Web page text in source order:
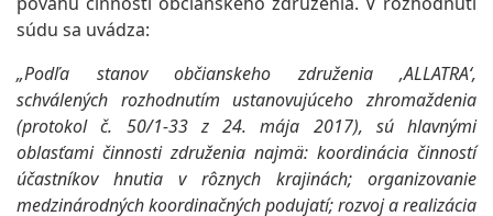
súdu sa uvádza:
„Podľa stanov občianskeho združenia ‚ALLATRA‘,
schválených rozhodnutím ustanovujúceho zhromaždenia
(protokol č. 50/1-33 z 24. mája 2017), sú hlavnými
oblasťami činnosti združenia najmä: koordinácia činností
účastníkov hnutia v rôznych krajinách; organizovanie
medzinárodných koordinačných podujatí; rozvoj a realizácia